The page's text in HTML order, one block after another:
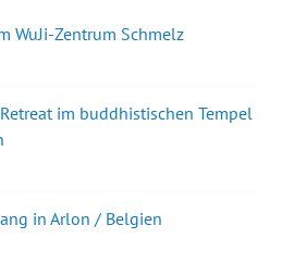
WuJi-Zentrum Schmelz
im buddhistischen Tempel
in Arlon / Belgien